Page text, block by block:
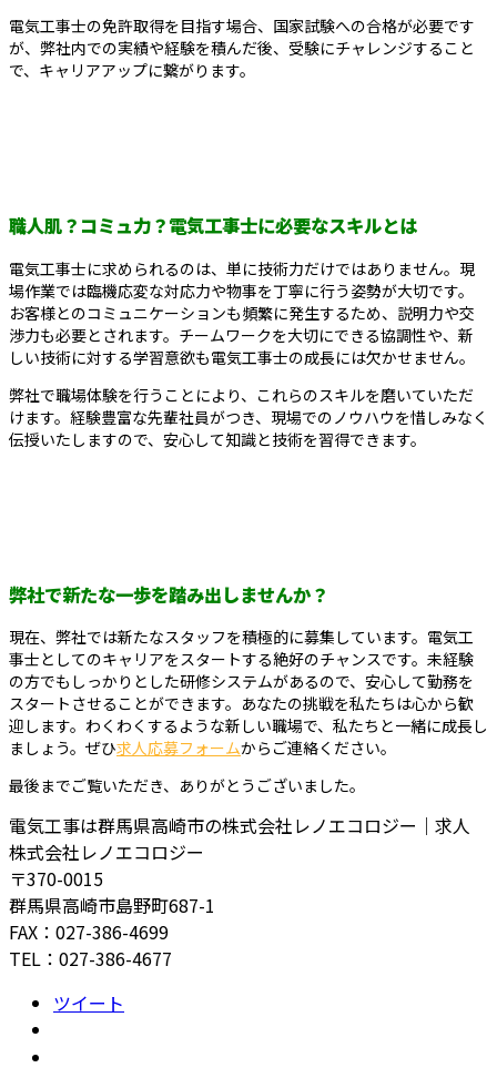
電気工事士の免許取得を目指す場合、国家試験への合格が必要です
が、弊社内での実績や経験を積んだ後、受験にチャレンジすること
で、キャリアアップに繋がります。
職人肌？コミュ力？電気工事士に必要なスキルとは
電気工事士に求められるのは、単に技術力だけではありません。現
場作業では臨機応変な対応力や物事を丁寧に行う姿勢が大切です。
お客様とのコミュニケーションも頻繁に発生するため、説明力や交
渉力も必要とされます。チームワークを大切にできる協調性や、新
しい技術に対する学習意欲も電気工事士の成長には欠かせません。
弊社で職場体験を行うことにより、これらのスキルを磨いていただ
けます。経験豊富な先輩社員がつき、現場でのノウハウを惜しみなく
伝授いたしますので、安心して知識と技術を習得できます。
弊社で新たな一歩を踏み出しませんか？
現在、弊社では新たなスタッフを積極的に募集しています。電気工
事士としてのキャリアをスタートする絶好のチャンスです。未経験
の方でもしっかりとした研修システムがあるので、安心して勤務を
スタートさせることができます。あなたの挑戦を私たちは心から歓
迎します。わくわくするような新しい職場で、私たちと一緒に成長し
ましょう。ぜひ求人応募フォームからご連絡ください。
最後までご覧いただき、ありがとうございました。
電気工事は群馬県高崎市の株式会社レノエコロジー｜求人
株式会社レノエコロジー
〒370-0015
群馬県高崎市島野町687-1
FAX：027-386-4699
TEL：027-386-4677
ツイート